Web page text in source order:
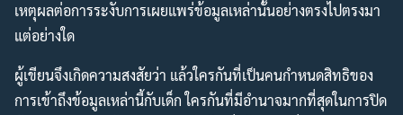
เหตุผลต่อการระงับการเผยแพร่ข้อมูลเหล่านั้นอย่างตรงไปตรงมา
แต่อย่างใด
ผู้เขียนจึงเกิดความสงสัยว่า แล้วใครกันที่เป็นคนกำหนดสิทธิของ
การเข้าถึงข้อมูลเหล่านี้กับเด็ก ใครกันที่มีอำนาจมากที่สุดในการปิด